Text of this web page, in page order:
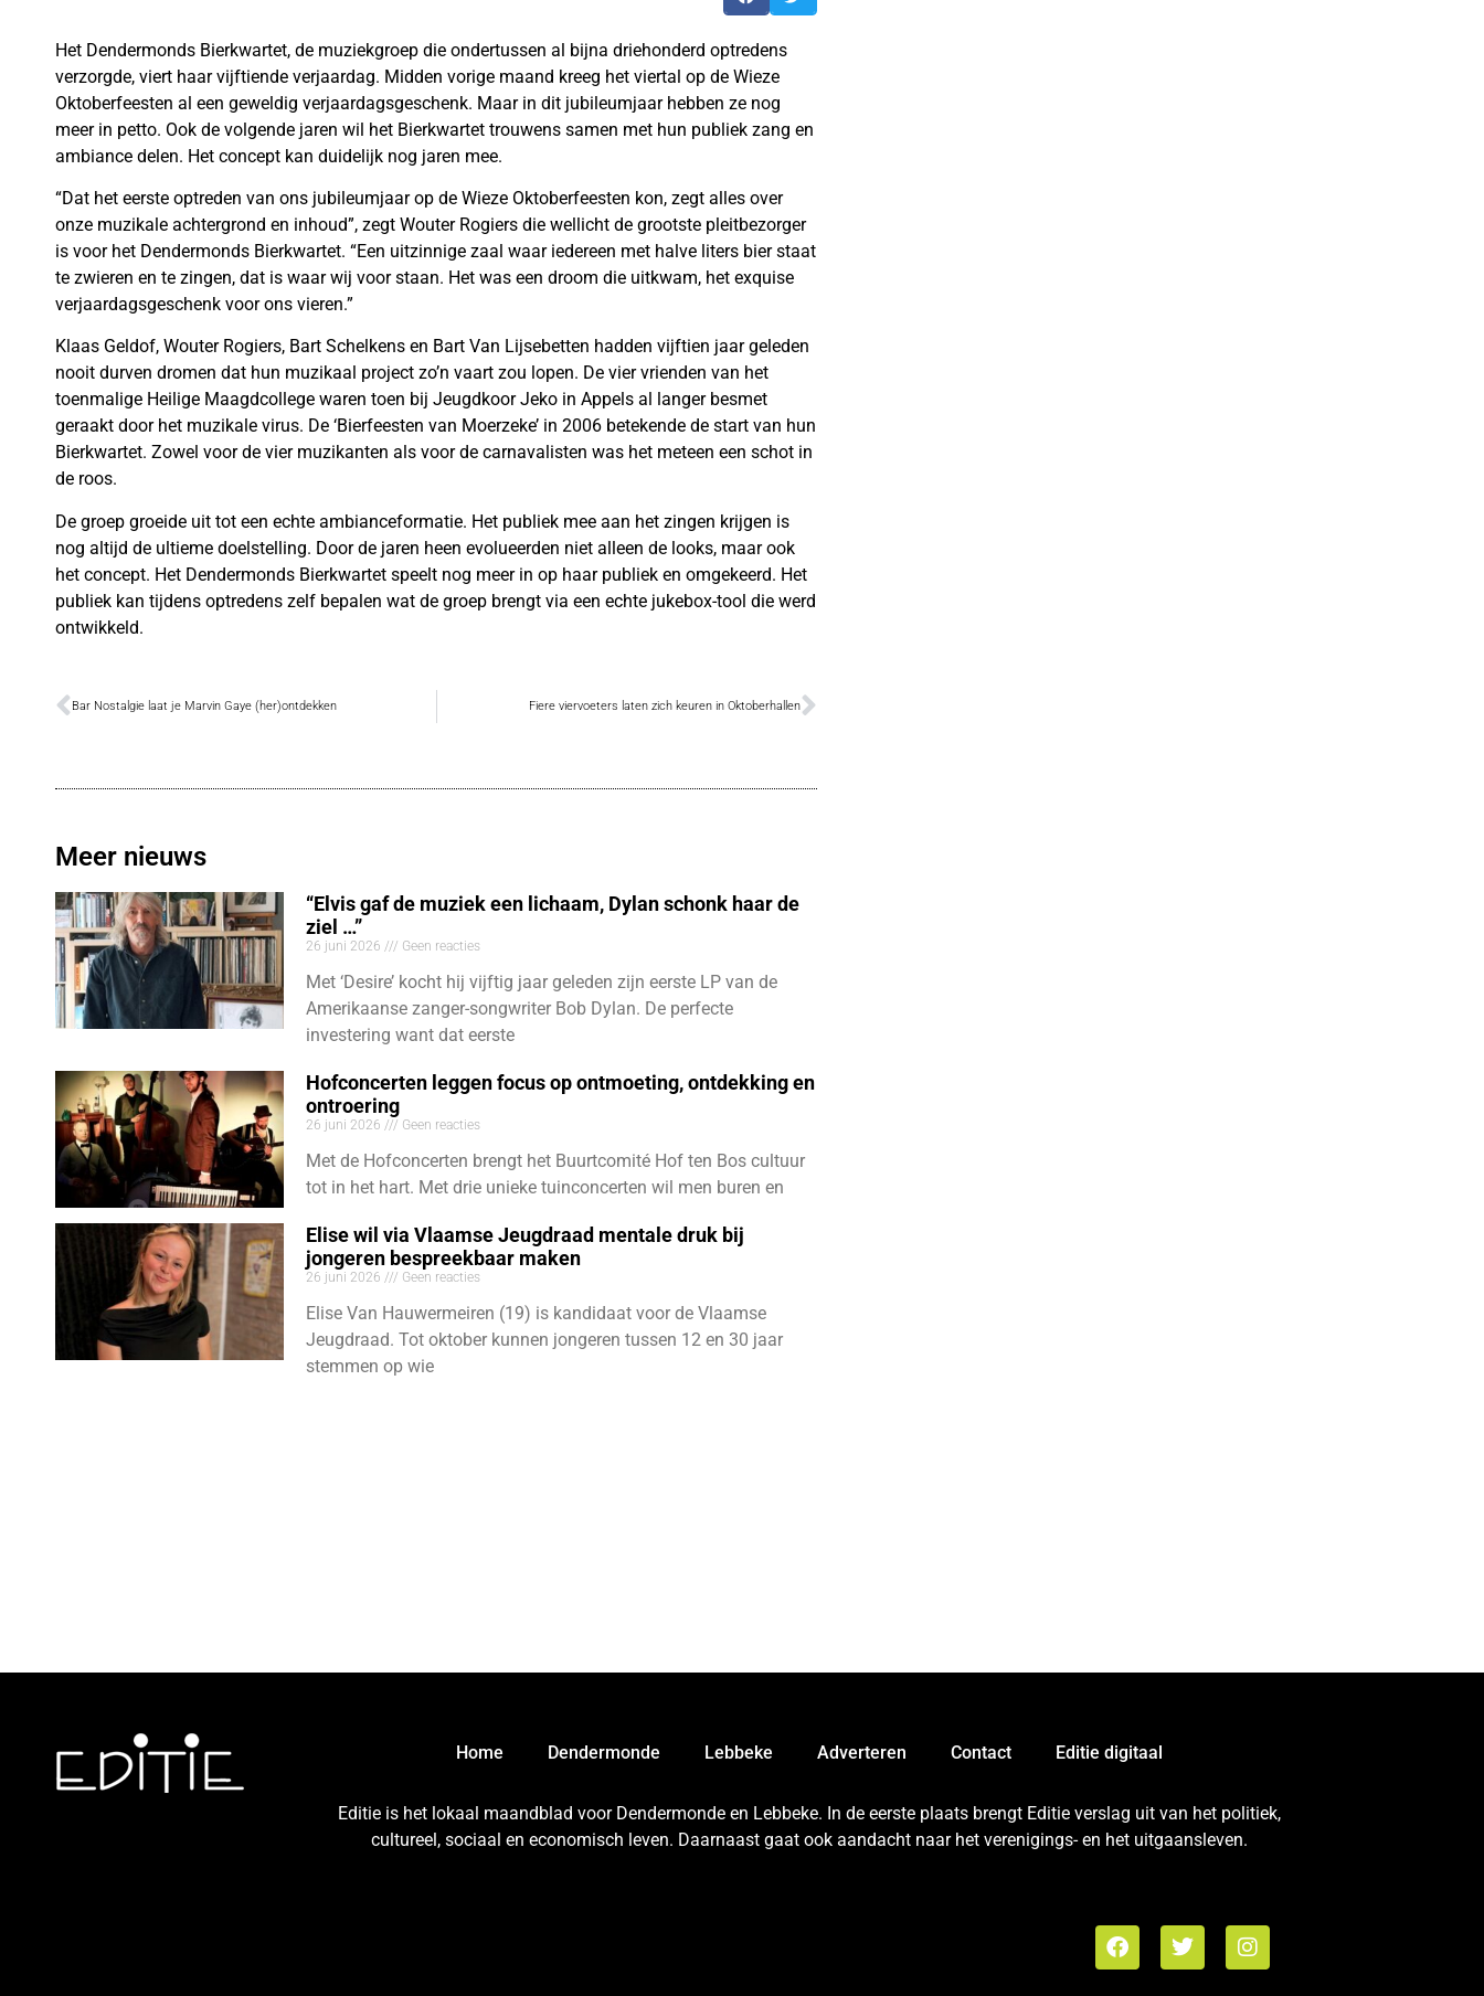
Het Dendermonds Bierkwartet, de muziekgroep die ondertussen al bijna driehonderd optredens
verzorgde, viert haar vijftiende verjaardag. Midden vorige maand kreeg het viertal op de Wieze
Oktoberfeesten al een geweldig verjaardagsgeschenk. Maar in dit jubileumjaar hebben ze nog
meer in petto. Ook de volgende jaren wil het Bierkwartet trouwens samen met hun publiek zang en
ambiance delen. Het concept kan duidelijk nog jaren mee.
“Dat het eerste optreden van ons jubileumjaar op de Wieze Oktoberfeesten kon, zegt alles over
onze muzikale achtergrond en inhoud”, zegt Wouter Rogiers die wellicht de grootste pleitbezorger
is voor het Dendermonds Bierkwartet. “Een uitzinnige zaal waar iedereen met halve liters bier staat
te zwieren en te zingen, dat is waar wij voor staan. Het was een droom die uitkwam, het exquise
verjaardagsgeschenk voor ons vieren.”
Klaas Geldof, Wouter Rogiers, Bart Schelkens en Bart Van Lijsebetten hadden vijftien jaar geleden
nooit durven dromen dat hun muzikaal project zo’n vaart zou lopen. De vier vrienden van het
toenmalige Heilige Maagdcollege waren toen bij Jeugdkoor Jeko in Appels al langer besmet
geraakt door het muzikale virus. De ‘Bierfeesten van Moerzeke’ in 2006 betekende de start van hun
Bierkwartet. Zowel voor de vier muzikanten als voor de carnavalisten was het meteen een schot in
de roos.
De groep groeide uit tot een echte ambianceformatie. Het publiek mee aan het zingen krijgen is
nog altijd de ultieme doelstelling. Door de jaren heen evolueerden niet alleen de looks, maar ook
het concept. Het Dendermonds Bierkwartet speelt nog meer in op haar publiek en omgekeerd. Het
publiek kan tijdens optredens zelf bepalen wat de groep brengt via een echte jukebox-tool die werd
ontwikkeld.
Bar Nostalgie laat je Marvin Gaye (her)ontdekken Fiere viervoeters laten zich keuren in Oktoberhallen
Meer nieuws
“Elvis gaf de muziek een lichaam, Dylan schonk haar de
ziel …”
26 juni 2026 Geen reacties
Met ‘Desire’ kocht hij vijftig jaar geleden zijn eerste LP van de
Amerikaanse zanger-songwriter Bob Dylan. De perfecte
investering want dat eerste
Hofconcerten leggen focus op ontmoeting, ontdekking en
ontroering
26 juni 2026 Geen reacties
Met de Hofconcerten brengt het Buurtcomité Hof ten Bos cultuur
tot in het hart. Met drie unieke tuinconcerten wil men buren en
Elise wil via Vlaamse Jeugdraad mentale druk bij
jongeren bespreekbaar maken
26 juni 2026 Geen reacties
Elise Van Hauwermeiren (19) is kandidaat voor de Vlaamse
Jeugdraad. Tot oktober kunnen jongeren tussen 12 en 30 jaar
stemmen op wie
Home Dendermonde Lebbeke Adverteren Contact Editie digitaal
Editie is het lokaal maandblad voor Dendermonde en Lebbeke. In de eerste plaats brengt Editie verslag uit van het politiek,
cultureel, sociaal en economisch leven. Daarnaast gaat ook aandacht naar het verenigings- en het uitgaansleven.